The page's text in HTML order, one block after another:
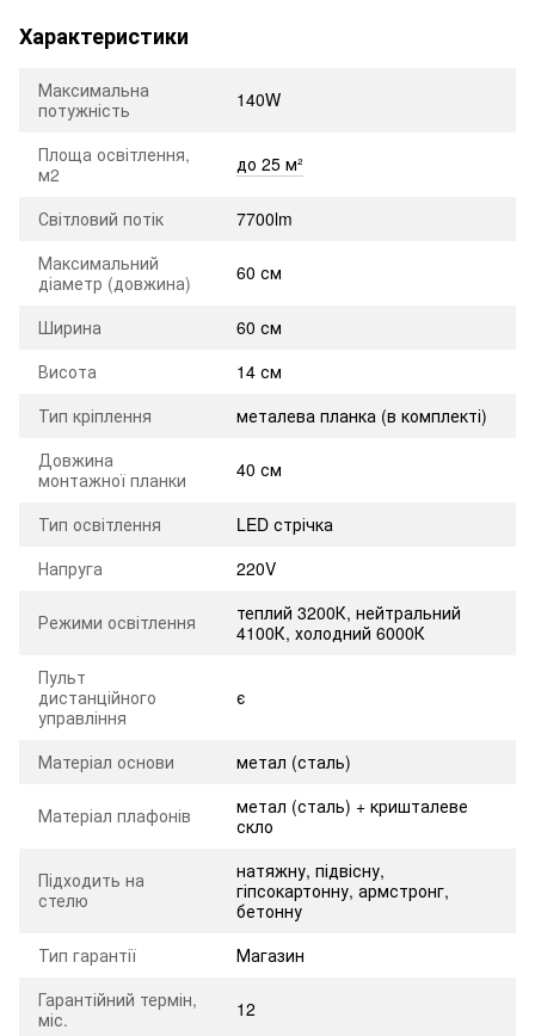
Характеристики
Максимальна
потужність
140W
Площа освітлення,
м2
до 25 м²
Світловий потік
7700lm
Максимальний
діаметр (довжина)
60 см
Ширина
60 см
Висота
14 см
Тип кріплення
металева планка (в комплекті)
Довжина
монтажної планки
40 см
Тип освітлення
LED стрічка
Напруга
220V
Режими освітлення
теплий 3200К, нейтральний
4100К, холодний 6000К
Пульт
дистанційного
управління
є
Матеріал основи метал (сталь)
Матеріал плафонів
метал (сталь) + кришталеве
скло
Підходить на
стелю
натяжну, підвісну,
гіпсокартонну, армстронг,
бетонну
Тип гарантії
Магазин
Гарантійний термін,
міс.
12